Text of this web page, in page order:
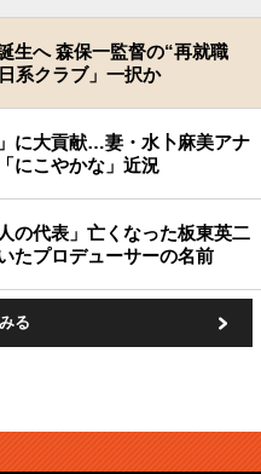
生へ 森保一監督の“再就職
系クラブ」一択か
に大貢献…妻・水卜麻美アナ
にこやかな」近況
の代表」亡くなった板東英二
たプロデューサーの名前
る